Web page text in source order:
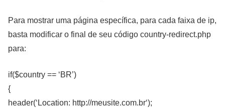
Para mostrar uma página específica, para cada faixa de ip,
basta modificar o final de seu código country-redirect.php
para:
if($country == ‘BR’)
{
header(‘Location: http://meusite.com.br‘);